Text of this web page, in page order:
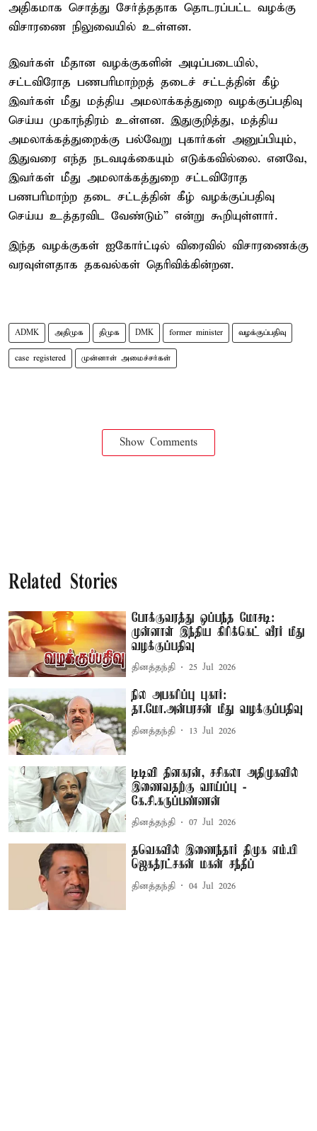
அதிகமாக சொத்து சேர்த்ததாக தொடரப்பட்ட வழக்கு
விசாரணை நிலுவையில் உள்ளன.
இவர்கள் மீதான வழக்குகளின் அடிப்படையில்,
சட்டவிரோத பணபரிமாற்றத் தடைச் சட்டத்தின் கீழ்
இவர்கள் மீது மத்திய அமலாக்கத்துறை வழக்குப்பதிவு
செய்ய முகாந்திரம் உள்ளன. இதுகுறித்து, மத்திய
அமலாக்கத்துறைக்கு பல்வேறு புகார்கள் அனுப்பியும்,
இதுவரை எந்த நடவடிக்கையும் எடுக்கவில்லை. எனவே,
இவர்கள் மீது அமலாக்கத்துறை சட்டவிரோத
பணபரிமாற்ற தடை சட்டத்தின் கீழ் வழக்குப்பதிவு
செய்ய உத்தரவிட வேண்டும்” என்று கூறியுள்ளார்.
இந்த வழக்குகள் ஐகோர்ட்டில் விரைவில் விசாரணைக்கு
வரவுள்ளதாக தகவல்கள் தெரிவிக்கின்றன.
ADMK அதிமுக திமுக DMK former minister வழக்குப்பதிவு
case registered முன்னாள் அமைச்சர்கள்
Show Comments
Related Stories
போக்குவரத்து ஒப்பந்த மோசடி:
முன்னாள் இந்திய கிரிக்கெட் வீரர் மீது
வழக்குப்பதிவு
தினத்தந்தி 25 Jul 2026
நில அபகரிப்பு புகார்:
தா.மோ.அன்பரசன் மீது வழக்குப்பதிவு
தினத்தந்தி 13 Jul 2026
டிடிவி தினகரன், சசிகலா அதிமுகவில்
இணைவதற்கு வாய்ப்பு -
கே.சி.கருப்பண்ணன்
தினத்தந்தி 07 Jul 2026
தவெகவில் இணைந்தார் திமுக எம்.பி
ஜெகத்ரட்சகன் மகன் சந்தீப்
தினத்தந்தி 04 Jul 2026